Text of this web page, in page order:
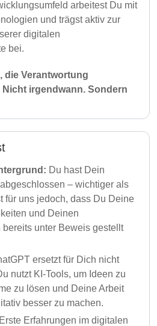
arbeitest Du mit
und trägst aktiv zur
digitalen
bei.
die Verantwortung
irgendwann. Sondern
Du hast Dein
– wichtiger als
für uns jedoch, dass Du Deine
und Deinen
bereits unter Beweis gestellt
ersetzt für Dich nicht
nutzt KI-Tools, um Ideen zu
zu lösen und Deine Arbeit
besser zu machen.
Erste Erfahrungen im digitalen